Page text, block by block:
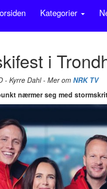
Kategorier
i
- Kyrre Dahl - Mer om NRK TV
nærmer seg med